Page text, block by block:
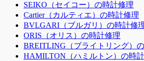
SEIKO（セイコー）の時計修理
Cartier（カルティエ）の時計修理
BVLGARI（ブルガリ）の時計修
ORIS（オリス）の時計修理
BREITLING（ブライトリング）
HAMILTON（ハミルトン）の時